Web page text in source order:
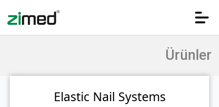
Ürünler
Elastic Nail Systems